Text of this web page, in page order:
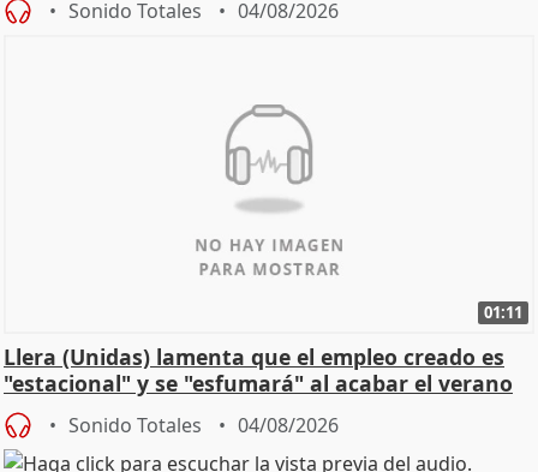
Sonido Totales 04/08/2026
01:11
Llera (Unidas) lamenta que el empleo creado es
"estacional" y se "esfumará" al acabar el verano
Sonido Totales 04/08/2026